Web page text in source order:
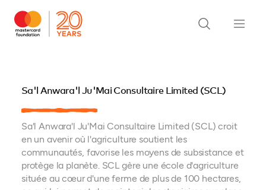
Sa'l Anwara'l Ju'Mai Consultaire Limited (SCL)
Sa'l Anwara'l Ju'Mai Consultaire Limited (SCL) croit
en un avenir où l'agriculture soutient les
communautés, favorise les moyens de subsistance et
protège la planète. SCL gère une école d'agriculture
située au cœur d'une ferme de plus de 100 hectares,